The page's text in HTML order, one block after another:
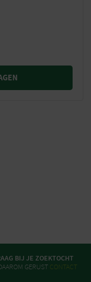
BIJ JE ZOEKTOCHT
GERUST CONTACT